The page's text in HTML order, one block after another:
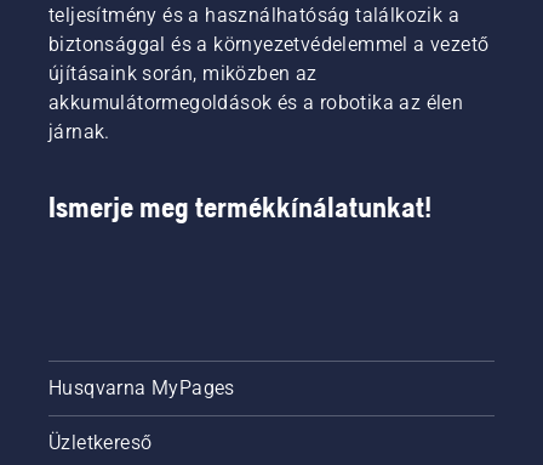
teljesítmény és a használhatóság találkozik a
biztonsággal és a környezetvédelemmel a vezető
újításaink során, miközben az
akkumulátormegoldások és a robotika az élen
járnak.
Ismerje meg termékkínálatunkat!
Husqvarna MyPages
Üzletkereső